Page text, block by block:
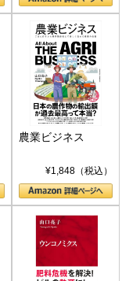
農業ビジネス
¥1,848（税込）